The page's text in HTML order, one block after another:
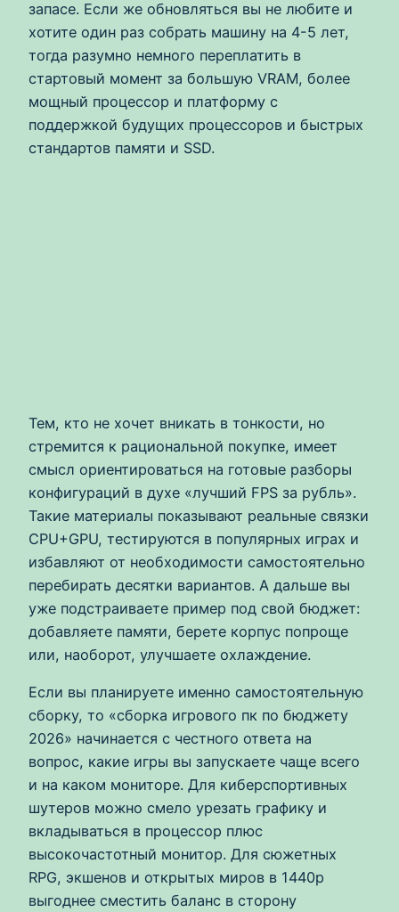
запасе. Если же обновляться вы не любите и
хотите один раз собрать машину на 4-5 лет,
тогда разумно немного переплатить в
стартовый момент за большую VRAM, более
мощный процессор и платформу с
поддержкой будущих процессоров и быстрых
стандартов памяти и SSD.
Тем, кто не хочет вникать в тонкости, но
стремится к рациональной покупке, имеет
смысл ориентироваться на готовые разборы
конфигураций в духе «лучший FPS за рубль».
Такие материалы показывают реальные связки
CPU+GPU, тестируются в популярных играх и
избавляют от необходимости самостоятельно
перебирать десятки вариантов. А дальше вы
уже подстраиваете пример под свой бюджет:
добавляете памяти, берете корпус попроще
или, наоборот, улучшаете охлаждение.
Если вы планируете именно самостоятельную
сборку, то «сборка игрового пк по бюджету
2026» начинается с честного ответа на
вопрос, какие игры вы запускаете чаще всего
и на каком мониторе. Для киберспортивных
шутеров можно смело урезать графику и
вкладываться в процессор плюс
высокочастотный монитор. Для сюжетных
RPG, экшенов и открытых миров в 1440p
выгоднее сместить баланс в сторону